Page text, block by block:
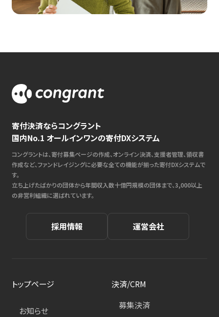
寄付決済ならコングラント
国内No.1 オールインワンの寄付DXシステム
コングラントは、寄付募集ページの作成、オンライン決済、支援者管理、領収書
作成など、ファンドレイジングに必要な全ての機能が揃った寄付DXシステムで
す。
立ち上げたばかりの団体から年間収入数十億円規模の団体まで、3,000以上
の非営利組織に選ばれています。
採用情報 運営会社
トップページ
お知らせ
決済/CRM
募集決済